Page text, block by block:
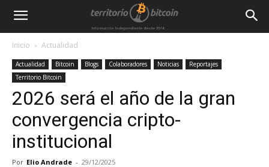
Inicio Actualidad
Actualidad Bitcoin Blogs Colaboradores Noticias
Reportajes
Territorio Bitcoin
2026 será el año de la gran
convergencia cripto-
institucional
Por Elio Andrade - 29/12/2025